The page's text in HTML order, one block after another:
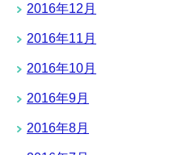
2016年12月
2016年11月
2016年10月
2016年9月
2016年8月